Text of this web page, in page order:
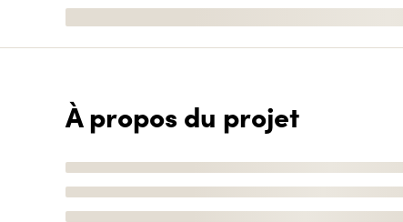
À propos du projet